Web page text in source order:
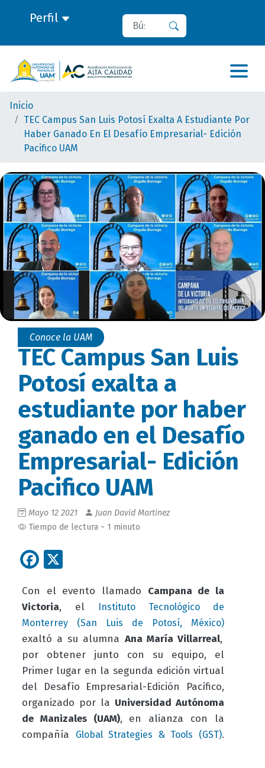
Perfil Buscar
Inicio
TEC Campus San Luis Potosí Exalta A Estudiante Por
Haber Ganado En El Desafío Empresarial- Edición
Pacifico UAM
Conoce la UAM
TEC Campus San Luis
Potosí exalta a
estudiante por haber
ganado en el Desafío
Empresarial- Edición
Pacifico UAM
Mayo 12 2021
Juan David Martinez
Tiempo de lectura ~ 1 minuto
Facebook
Con el evento llamado Campana de la
Victoria, el
Instituto Tecnológico de
Monterrey (San Luis de Potosí, México)
exaltó a su alumna Ana María Villarreal,
por obtener junto con su equipo, el
Primer lugar en la segunda edición virtual
del
Desafío Empresarial-Edición Pacífico,
organizado por la Universidad Autónoma
de Manizales (UAM), en alianza con la
compañía
Global Strategies & Tools (GST).